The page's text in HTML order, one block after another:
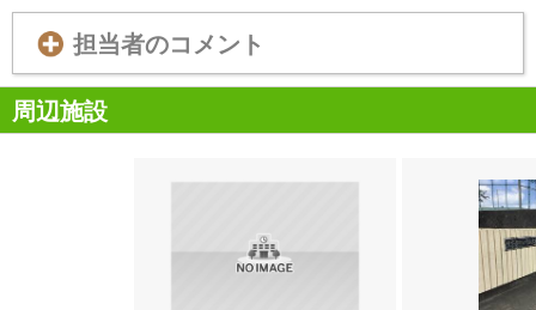
担当者のコメント
周辺施設